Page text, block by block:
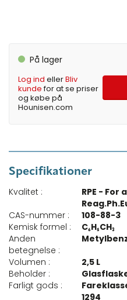
På lager
Log ind ellerBliv
kundefor at se priser
og købe på
Hounisen.com
Specifikationer
Kvalitet :
RPE - For
CAS-nummer :
108-88-3
Kemisk formel :
C₆H₅CH₃
Anden
betegnelse :
Volumen :
2,5 L
Beholder :
Farligt gods :
1294